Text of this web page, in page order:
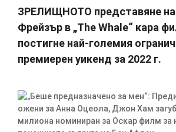
ЗРЕЛИЩНОТО представяне
Фрейзър в „The Whale“ кара
постигне най-големия
премиерен уикенд за 2022 г.